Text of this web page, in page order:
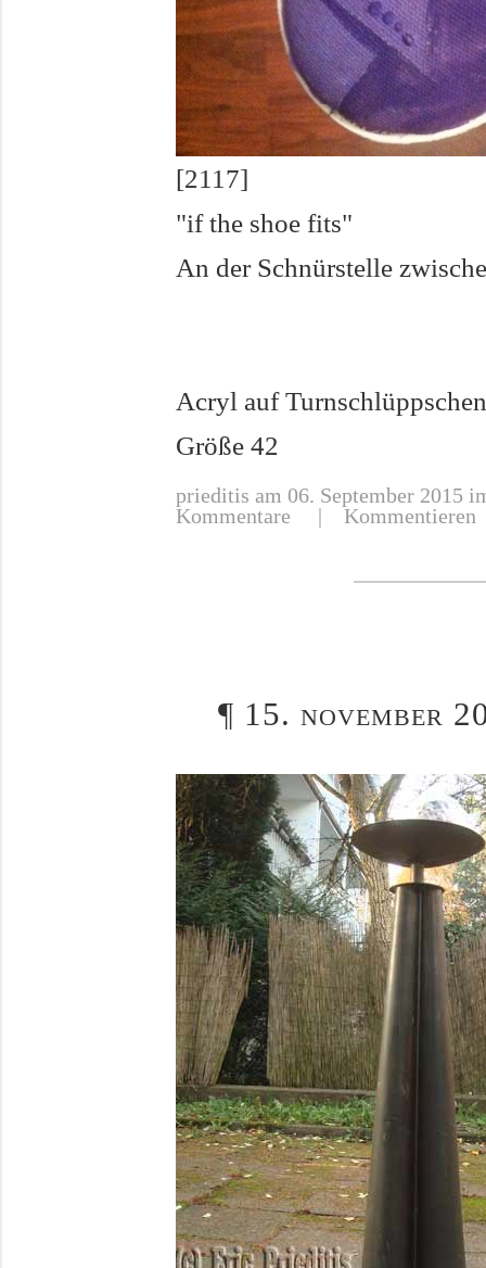
[2117]
"if the shoe fits"
An der Schnürstelle
Acryl auf Turnschlüppschen
Größe 42
prieditis am 06. September 2015
Kommentare | Kommentieren
¶ 15. november